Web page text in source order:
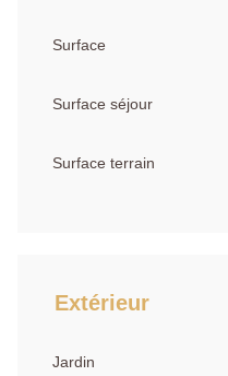
Surface
Surface séjour
Surface terrain
Extérieur
Jardin